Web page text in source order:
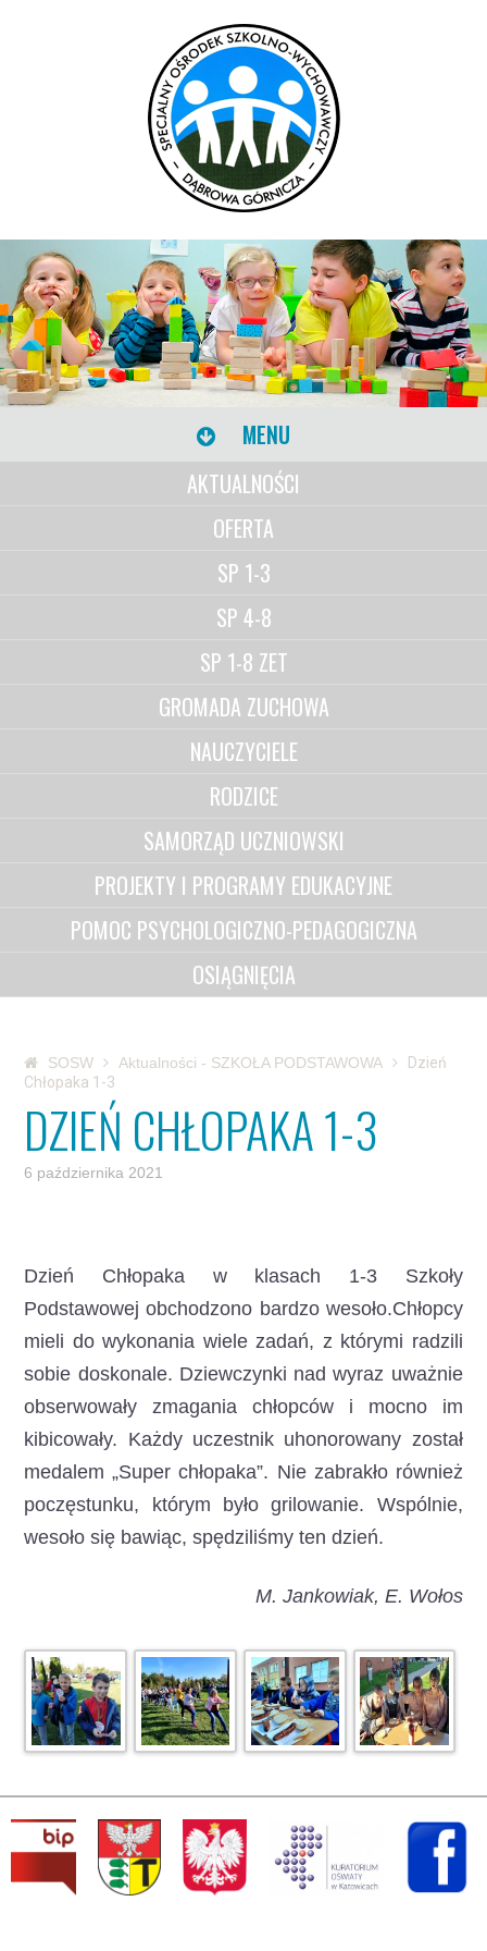
MENU
AKTUALNOŚCI
OFERTA
SP 1-3
SP 4-8
SP 1-8 ZET
GROMADA ZUCHOWA
NAUCZYCIELE
RODZICE
SAMORZĄD UCZNIOWSKI
PROJEKTY I PROGRAMY EDUKACYJNE
POMOC PSYCHOLOGICZNO-PEDAGOGICZNA
OSIĄGNIĘCIA
SOSW Aktualności - SZKOŁA PODSTAWOWA
Dzień
Chłopaka 1-3
DZIEŃ CHŁOPAKA 1-3
6 października 2021
Dzień Chłopaka w klasach 1-3 Szkoły
Podstawowej obchodzono bardzo wesoło.Chłopcy
mieli do wykonania wiele zadań, z którymi radzili
sobie doskonale. Dziewczynki nad wyraz uważnie
obserwowały zmagania chłopców i mocno im
kibicowały. Każdy uczestnik uhonorowany został
medalem „Super chłopaka”. Nie zabrakło również
poczęstunku, którym było grilowanie. Wspólnie,
wesoło się bawiąc, spędziliśmy ten dzień.
M. Jankowiak, E. Wołos